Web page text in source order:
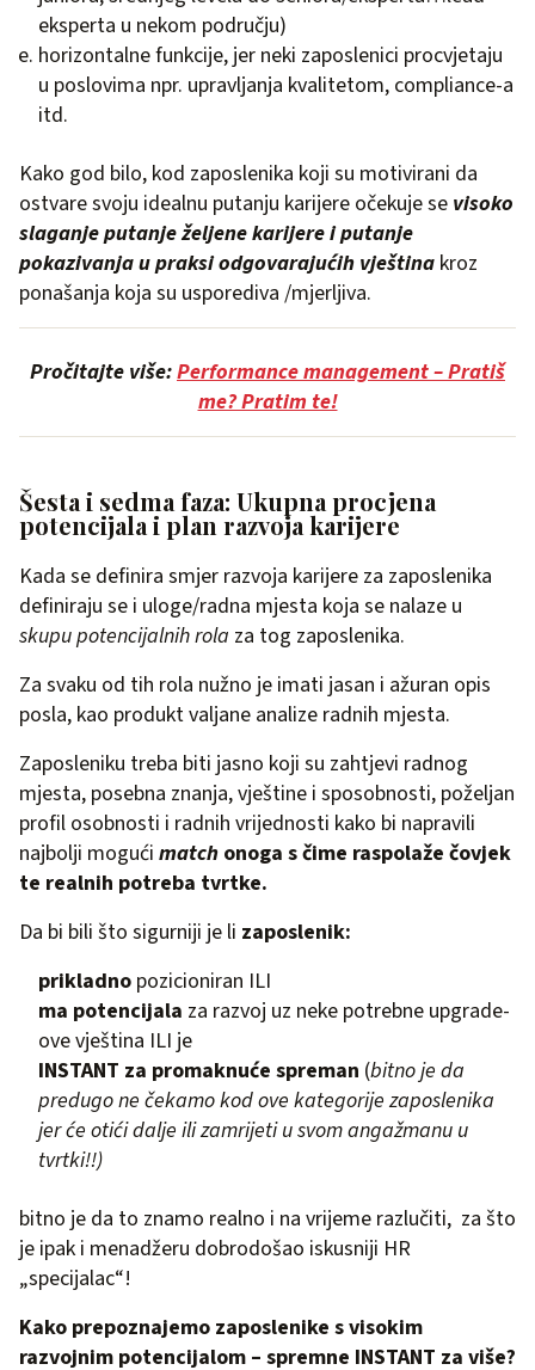
eksperta u nekom području)
horizontalne funkcije, jer neki zaposlenici procvjetaju
u poslovima npr. upravljanja kvalitetom, compliance-a
itd.
Kako god bilo, kod zaposlenika koji su motivirani da
ostvare svoju idealnu putanju karijere očekuje se visoko
slaganje putanje željene karijere i putanje
pokazivanja u praksi odgovarajućih vještina kroz
ponašanja koja su usporediva /mjerljiva.
Pročitajte više:Performance management – Pratiš
me? Pratim te!
Šesta i sedma faza: Ukupna procjena
potencijala i plan razvoja karijere
Kada se definira smjer razvoja karijere za zaposlenika
definiraju se i uloge/radna mjesta koja se nalaze u
skupu potencijalnih rola za tog zaposlenika.
Za svaku od tih rola nužno je imati jasan i ažuran opis
posla, kao produkt valjane analize radnih mjesta.
Zaposleniku treba biti jasno koji su zahtjevi radnog
mjesta, posebna znanja, vještine i sposobnosti, poželjan
profil osobnosti i radnih vrijednosti kako bi napravili
najbolji mogući match onoga s čime raspolaže čovjek
te realnih potreba tvrtke.
Da bi bili što sigurniji je li zaposlenik:
prikladno pozicioniran ILI
ma potencijala za razvoj uz neke potrebne upgrade-
ove vještina ILI je
INSTANT za promaknuće spreman (bitno je da
predugo ne čekamo kod ove kategorije zaposlenika
jer će otići dalje ili zamrijeti u svom angažmanu u
tvrtki!!)
bitno je da to znamo realno i na vrijeme razlučiti, za što
je ipak i menadžeru dobrodošao iskusniji HR
„specijalac“!
Kako prepoznajemo zaposlenike s visokim
razvojnim potencijalom – spremne INSTANT za više?